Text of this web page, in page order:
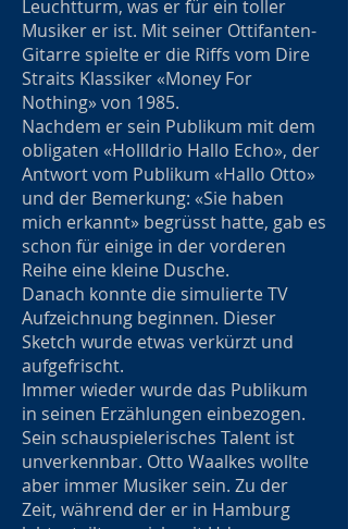
Leuchtturm, was er für ein toller
Musiker er ist. Mit seiner Ottifanten-
Gitarre spielte er die Riffs vom Dire
Straits Klassiker «Money For
Nothing» von 1985.
Nachdem er sein Publikum mit dem
obligaten «Hollldrio Hallo Echo», der
Antwort vom Publikum «Hallo Otto»
und der Bemerkung: «Sie haben
mich erkannt» begrüsst hatte, gab es
schon für einige in der vorderen
Reihe eine kleine Dusche.
Danach konnte die simulierte TV
Aufzeichnung beginnen. Dieser
Sketch wurde etwas verkürzt und
aufgefrischt.
Immer wieder wurde das Publikum
in seinen Erzählungen einbezogen.
Sein schauspielerisches Talent ist
unverkennbar. Otto Waalkes wollte
aber immer Musiker sein. Zu der
Zeit, während der er in Hamburg